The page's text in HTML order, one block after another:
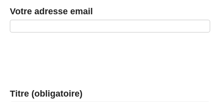
Votre adresse email
Titre (obligatoire)